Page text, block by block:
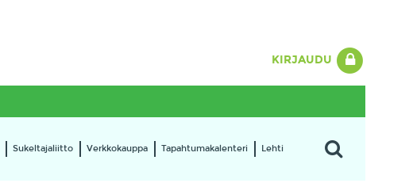
KIRJAUDU
Sukeltajaliitto Verkkokauppa Tapahtumakalenteri Lehti